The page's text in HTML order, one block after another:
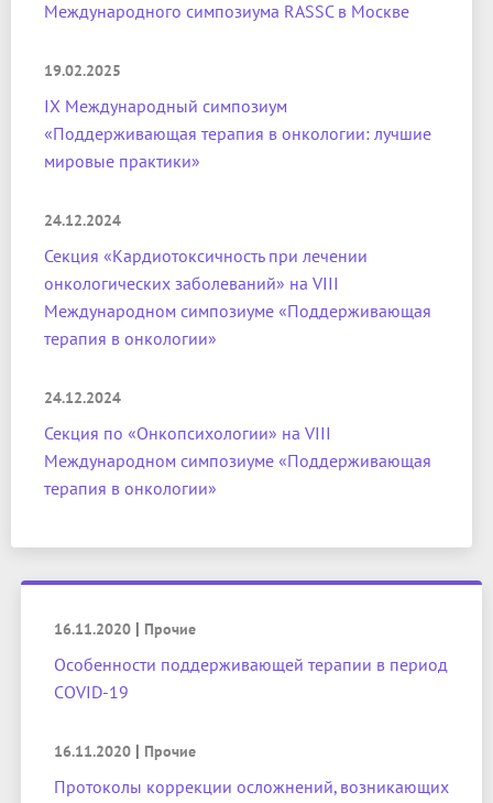
Международного симпозиума RASSC в Москве
19.02.2025
IX Международный симпозиум
«Поддерживающая терапия в онкологии: лучшие
мировые практики»
24.12.2024
Секция «Кардиотоксичность при лечении
онкологических заболеваний» на VIII
Международном симпозиуме «Поддерживающая
терапия в онкологии»
24.12.2024
Секция по «Онкопсихологии» на VIII
Международном симпозиуме «Поддерживающая
терапия в онкологии»
16.11.2020| Прочие
Особенности поддерживающей терапии в период
COVID-19
16.11.2020| Прочие
Протоколы коррекции осложнений, возникающих